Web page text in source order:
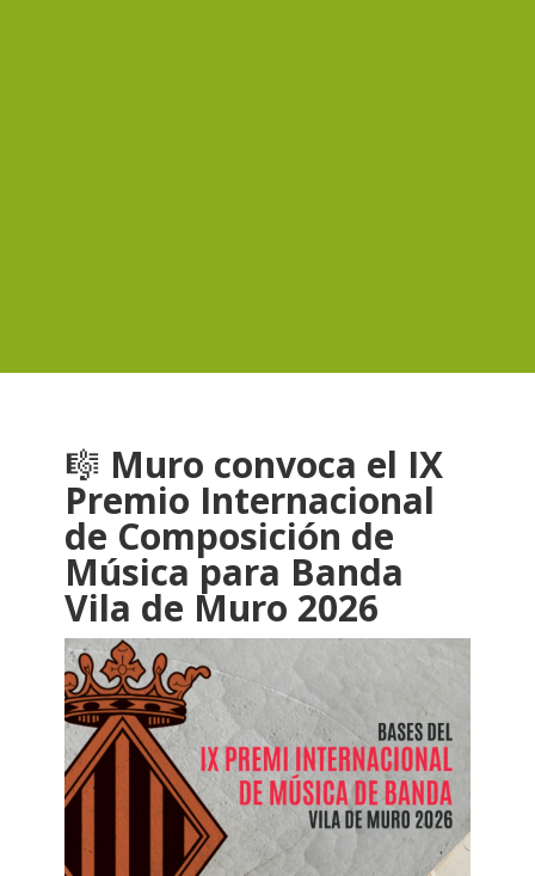
🎼 Muro convoca el IX
Premio Internacional
de Composición de
Música para Banda
Vila de Muro 2026